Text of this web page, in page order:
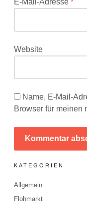
Website
Name, E-Mail-
Browser für meinen
KATEGORIEN
Allgemein
Flohmarkt